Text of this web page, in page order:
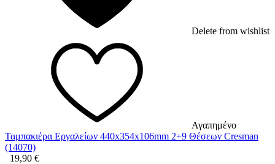
Delete from wishlist
Αγαπημένο
Ταμπακιέρα Εργαλείων 440x354x106mm 2+9 Θέσεων Cresman
(14070)
19,90 €